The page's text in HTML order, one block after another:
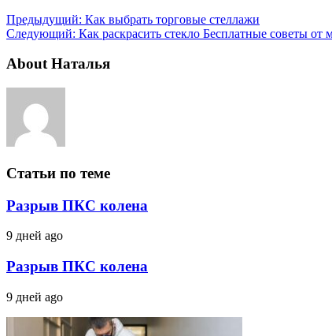
Предыдущий: Как выбрать торговые стеллажи
Следующий: Как раскрасить стекло Бесплатные советы от
About Наталья
Статьи по теме
Разрыв ПКС колена
9 дней ago
Разрыв ПКС колена
9 дней ago